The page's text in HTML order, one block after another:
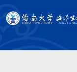
中国